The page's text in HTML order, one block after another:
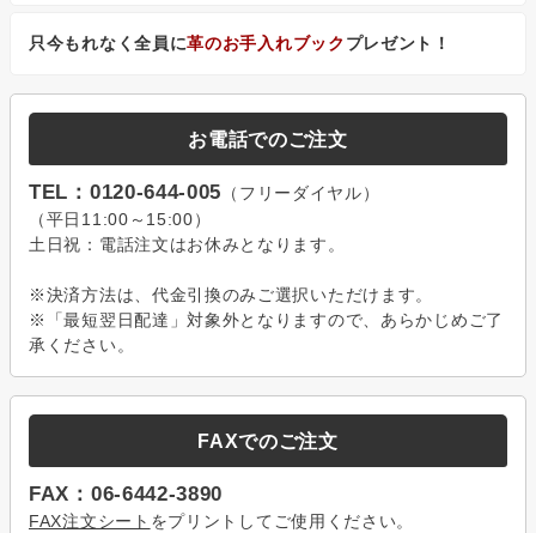
只今もれなく全員に革のお手入れブック プレゼント！
お電話でのご注文
TEL：0120-644-005 （フリーダイヤル）
（平日11:00～15:00）
土日祝：電話注文はお休みとなります。
※決済方法は、代金引換のみご選択いただけます。
※「最短翌日配達」対象外となりますので、あらかじめご了
承ください。
FAXでのご注文
FAX：06-6442-3890
FAX注文シート をプリントしてご使用ください。